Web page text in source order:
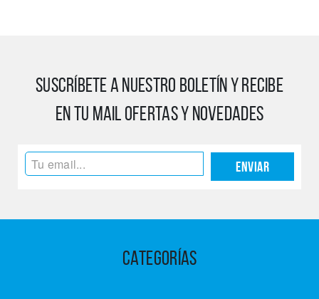
SUSCRÍBETE A NUESTRO BOLETÍN Y RECIBE
EN TU MAIL OFERTAS Y NOVEDADES
Enviar
CATEGORÍAS